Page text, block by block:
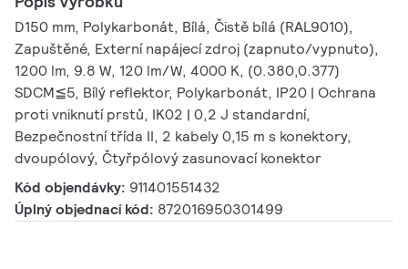
D150 mm, Polykarbonát, Bílá, Čistě bílá (RAL9010),
Zapuštěné, Externí napájecí zdroj (zapnuto/vypnuto),
1200 lm, 9.8 W, 120 lm/W, 4000 K, (0.380,0.377)
SDCM≦5, Bílý reflektor, Polykarbonát, IP20 | Ochrana
proti vniknutí prstů, IK02 | 0,2 J standardní,
Bezpečnostní třída II, 2 kabely 0,15 m s konektory,
dvoupólový, Čtyřpólový zasunovací konektor
Kód objendávky: 911401551432
Úplný objednací kód: 872016950301499